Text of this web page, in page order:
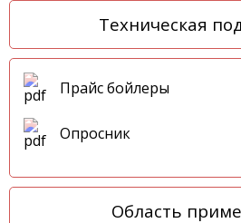
Техническая
Прайс бойлеры
Опросник
Область